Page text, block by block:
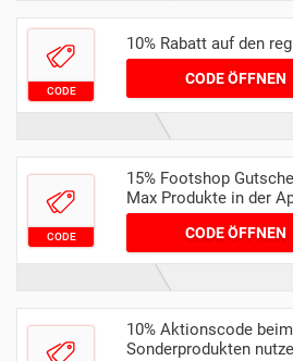
CODE
10% Rabatt auf den
CODE ÖFFNEN
CODE
15% Footshop
Max Produkte in der
CODE ÖFFNEN
10% Aktionscode
Sonderprodukten